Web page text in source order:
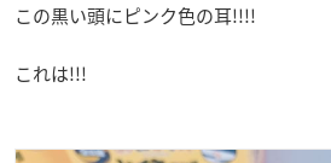
この黒い頭にピンク色の耳!!!!
これは!!!